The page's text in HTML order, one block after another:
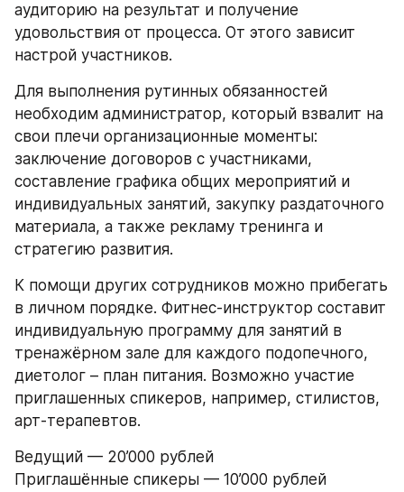
аудиторию на результат и получение
удовольствия от процесса. От этого зависит
настрой участников.
Для выполнения рутинных обязанностей
необходим администратор, который взвалит на
свои плечи организационные моменты:
заключение договоров с участниками,
составление графика общих мероприятий и
индивидуальных занятий, закупку раздаточного
материала, а также рекламу тренинга и
стратегию развития.
К помощи других сотрудников можно прибегать
в личном порядке. Фитнес-инструктор составит
индивидуальную программу для занятий в
тренажёрном зале для каждого подопечного,
диетолог – план питания. Возможно участие
приглашенных спикеров, например, стилистов,
арт-терапевтов.
Ведущий — 20’000 рублей
Приглашённые спикеры — 10’000 рублей